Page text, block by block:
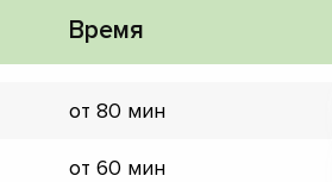
Время
от 80 мин
от 60 мин